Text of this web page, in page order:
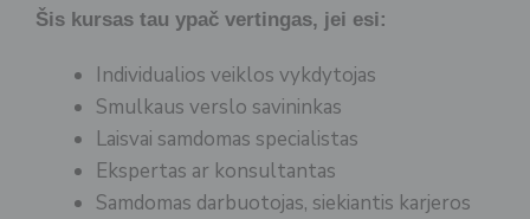
Šis kursas tau ypač vertingas, jei esi:
Individualios veiklos vykdytojas
Smulkaus verslo savininkas
Laisvai samdomas specialistas
Ekspertas ar konsultantas
Samdomas darbuotojas, siekiantis karjeros